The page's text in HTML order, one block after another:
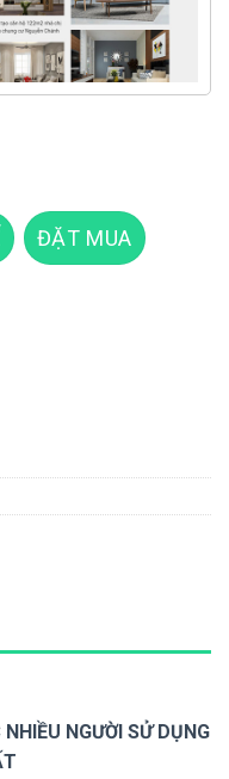
ĐẶT MUA
NGƯỜI SỬ DỤNG